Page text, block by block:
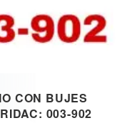
CON BUJES
003-902